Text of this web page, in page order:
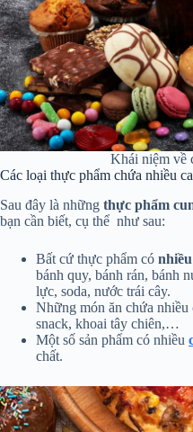
Khái niệm về
Các loại thực phẩm chứa nhiều
Sau đây là những thực phẩm
bạn cần biết, cụ thể như sau:
Bất cứ thực phẩm có
bánh quy, bánh rán, bánh
lực, soda, nước trái cây.
Những món ăn chứa nhiều
snack, khoai tây chiên,…
Một số sản phẩm có nhiều
chất.